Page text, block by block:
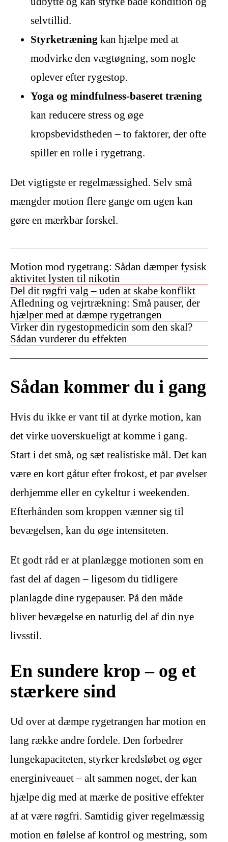
selvtillid.
Styrketræning kan hjælpe med at
modvirke den vægtøgning, som nogle
oplever efter rygestop.
Yoga og mindfulness-baseret træning
kan reducere stress og øge
kropsbevidstheden – to faktorer, der ofte
spiller en rolle i rygetrang.
Det vigtigste er regelmæssighed. Selv små
mængder motion flere gange om ugen kan
gøre en mærkbar forskel.
Motion mod rygetrang: Sådan dæmper fysisk
aktivitet lysten til nikotin
Del dit røgfri valg – uden at skabe konflikt
Afledning og vejrtrækning: Små pauser, der
hjælper med at dæmpe rygetrangen
Virker din rygestopmedicin som den skal?
Sådan vurderer du effekten
Sådan kommer du i gang
Hvis du ikke er vant til at dyrke motion, kan
det virke uoverskueligt at komme i gang.
Start i det små, og sæt realistiske mål. Det kan
være en kort gåtur efter frokost, et par øvelser
derhjemme eller en cykeltur i weekenden.
Efterhånden som kroppen vænner sig til
bevægelsen, kan du øge intensiteten.
Et godt råd er at planlægge motionen som en
fast del af dagen – ligesom du tidligere
planlagde dine rygepauser. På den måde
bliver bevægelse en naturlig del af din nye
livsstil.
En sundere krop – og et
stærkere sind
Ud over at dæmpe rygetrangen har motion en
lang række andre fordele. Den forbedrer
lungekapaciteten, styrker kredsløbet og øger
energiniveauet – alt sammen noget, der kan
hjælpe dig med at mærke de positive effekter
af at være røgfri. Samtidig giver regelmæssig
motion en følelse af kontrol og mestring, som